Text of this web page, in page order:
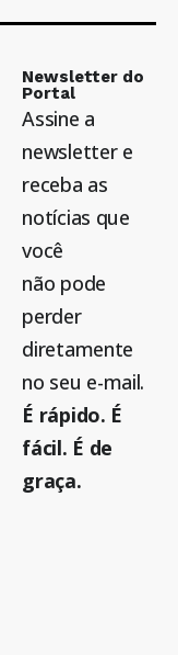
Newsletter do
Portal
Assine a
newsletter e
receba as
notícias que
você
não pode
perder
diretamente
no seu e-mail.
É rápido. É
fácil. É de
graça.